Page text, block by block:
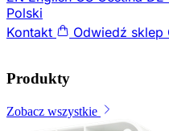
Polski
Kontakt
Odwiedź sklep
Produkty
Zobacz wszystkie